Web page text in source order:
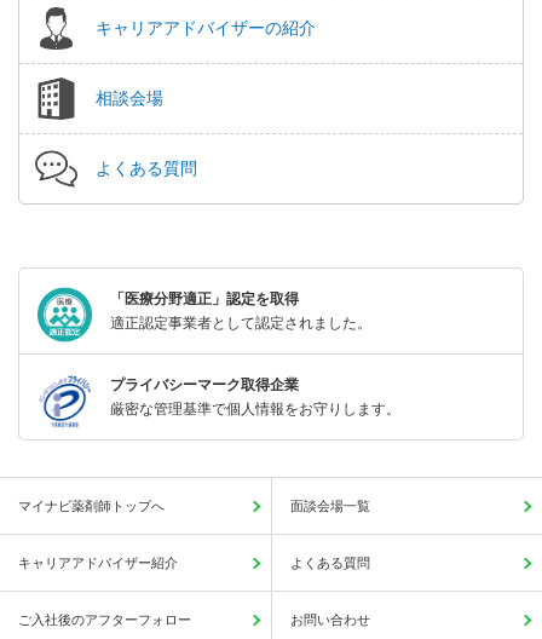
キャリアアドバイザーの紹介
相談会場
よくある質問
「医療分野適正」認定を取得
適正認定事業者として認定されました。
プライバシーマーク取得企業
厳密な管理基準で個人情報をお守りします。
マイナビ薬剤師トップへ 面談会場一覧
キャリアアドバイザー紹介 よくある質問
ご入社後のアフターフォロー お問い合わせ